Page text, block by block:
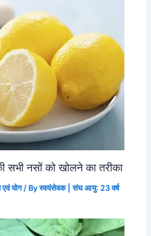
सभी नसों को खोलने का तरीका
एवं योग/ Byस्वयंसेवक | संघ आयु: 23 वर्ष